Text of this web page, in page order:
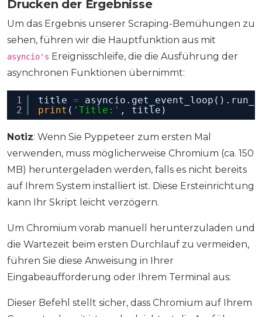
Drucken der Ergebnisse
Um das Ergebnis unserer Scraping-Bemühungen zu
sehen, führen wir die Hauptfunktion aus mit
asyncio's Ereignisschleife, die die Ausführung der
asynchronen Funktionen übernimmt:
1
2
title =
print ( 'Title:' , title)
Notiz: Wenn Sie Pyppeteer zum ersten Mal
verwenden, muss möglicherweise Chromium (ca. 150
MB) heruntergeladen werden, falls es nicht bereits
auf Ihrem System installiert ist. Diese Ersteinrichtung
kann Ihr Skript leicht verzögern.
Um Chromium vorab manuell herunterzuladen und
die Wartezeit beim ersten Durchlauf zu vermeiden,
führen Sie diese Anweisung in Ihrer
Eingabeaufforderung oder Ihrem Terminal aus:
Dieser Befehl stellt sicher, dass Chromium auf Ihrem